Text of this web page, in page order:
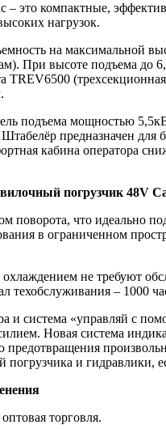
– это компактные,
нагрузок.
на максимальной
При высоте подъема до
TREV6500
подъема мощностью
предназначен для
кабина оператора
погрузчик 48V
поворота, что идеально
в ограниченном
не требуют
техобслуживания – 1000
и система «управляй с
Новая система
и гидравлики,
торговля.